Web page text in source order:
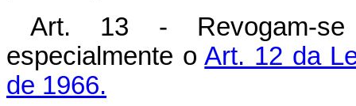
Art. 13 - Revogam-
especialmente oArt. 12 da
de 1966.